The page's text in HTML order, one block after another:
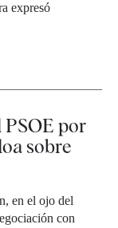
expresó
por
sobre
en el ojo del
con